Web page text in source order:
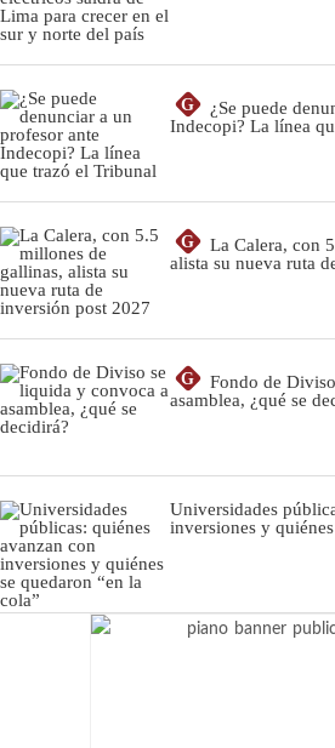
G
¿Se puede
Indecopi? La línea
G
La Calera, con
alista su nueva ruta
G
Fondo de
asamblea, ¿qué se
Universidades
inversiones y